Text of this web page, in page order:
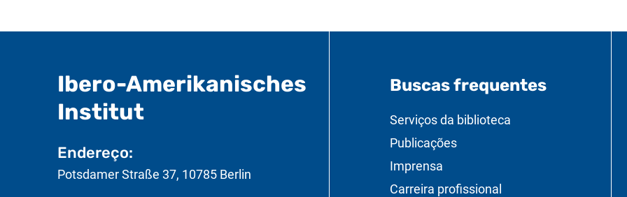
Ibero-Amerikanisches
Institut- Informações úteis
Endereço:
Potsdamer Straße 37, 10785 Berlin
Buscas frequentes
Serviços da biblioteca
Publicações
Imprensa
Carreira profissional